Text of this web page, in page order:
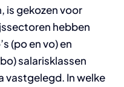
is gekozen voor
hebben
(po en vo) en
salarisklassen
vastgelegd. In welke